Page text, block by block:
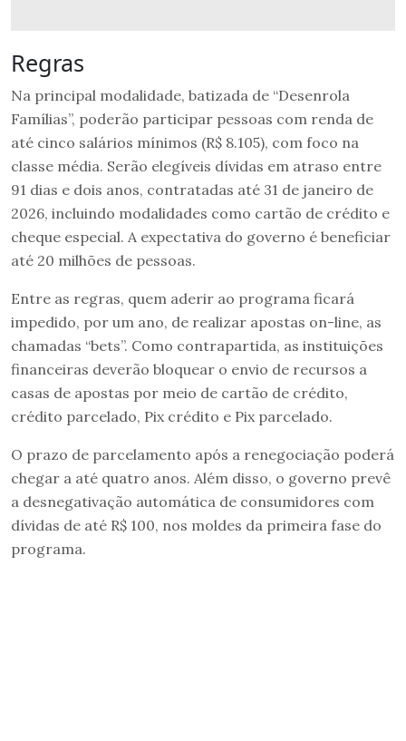
Regras
Na principal modalidade, batizada de “Desenrola
Famílias”, poderão participar pessoas com renda de
até cinco salários mínimos (R$ 8.105), com foco na
classe média. Serão elegíveis dívidas em atraso entre
91 dias e dois anos, contratadas até 31 de janeiro de
2026, incluindo modalidades como cartão de crédito e
cheque especial. A expectativa do governo é beneficiar
até 20 milhões de pessoas.
Entre as regras, quem aderir ao programa ficará
impedido, por um ano, de realizar apostas on-line, as
chamadas “bets”. Como contrapartida, as instituições
financeiras deverão bloquear o envio de recursos a
casas de apostas por meio de cartão de crédito,
crédito parcelado, Pix crédito e Pix parcelado.
O prazo de parcelamento após a renegociação poderá
chegar a até quatro anos. Além disso, o governo prevê
a desnegativação automática de consumidores com
dívidas de até R$ 100, nos moldes da primeira fase do
programa.